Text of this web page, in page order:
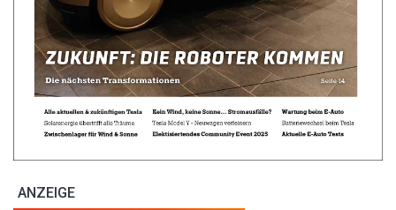
ANZEIGE